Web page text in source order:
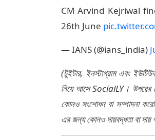
CM Arvind Kejriwal
26th June
— IANS (@ians_india)
(টুইটার, ইনস্টাগ্রাম এবং
নিয়ে আসে SocialLY। উপরের
কোনও সংশোধন বা সম্পাদনা
এর জন্য কোনও দায়বদ্ধতা বা